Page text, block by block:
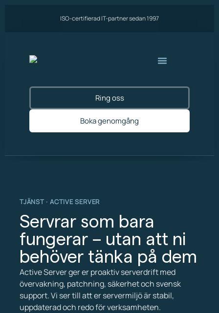
ISO-certifierad IT-partner sedan 1997
Ring oss
Boka genomgång
TJÄNST · ACTIVE SERVER
Servrar som bara
fungerar – utan att ni
behöver tänka på dem
Active Server ger er proaktiv serverdrift med
övervakning, patchning, säkerhet och svensk
support. Vi ser till att er servermiljö är stabil,
uppdaterad och redo för verksamheten.